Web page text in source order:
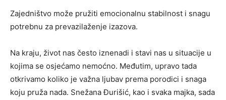
Zajedništvo može pružiti emocionalnu stabilnost i snagu
potrebnu za prevazilaženje izazova.
Na kraju, život nas često iznenadi i stavi nas u situacije u
kojima se osjećamo nemoćno. Međutim, upravo tada
otkrivamo koliko je važna ljubav prema porodici i snaga
koju pruža nada. Snežana Đurišić, kao i svaka majka, sada